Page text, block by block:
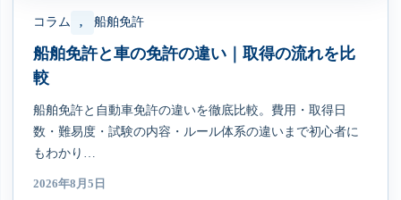
コラム , 船舶免許
船舶免許と車の免許の違い｜取得の流れを比
較
船舶免許と自動車免許の違いを徹底比較。費用・取得日
数・難易度・試験の内容・ルール体系の違いまで初心者に
もわかり…
2026年8月5日